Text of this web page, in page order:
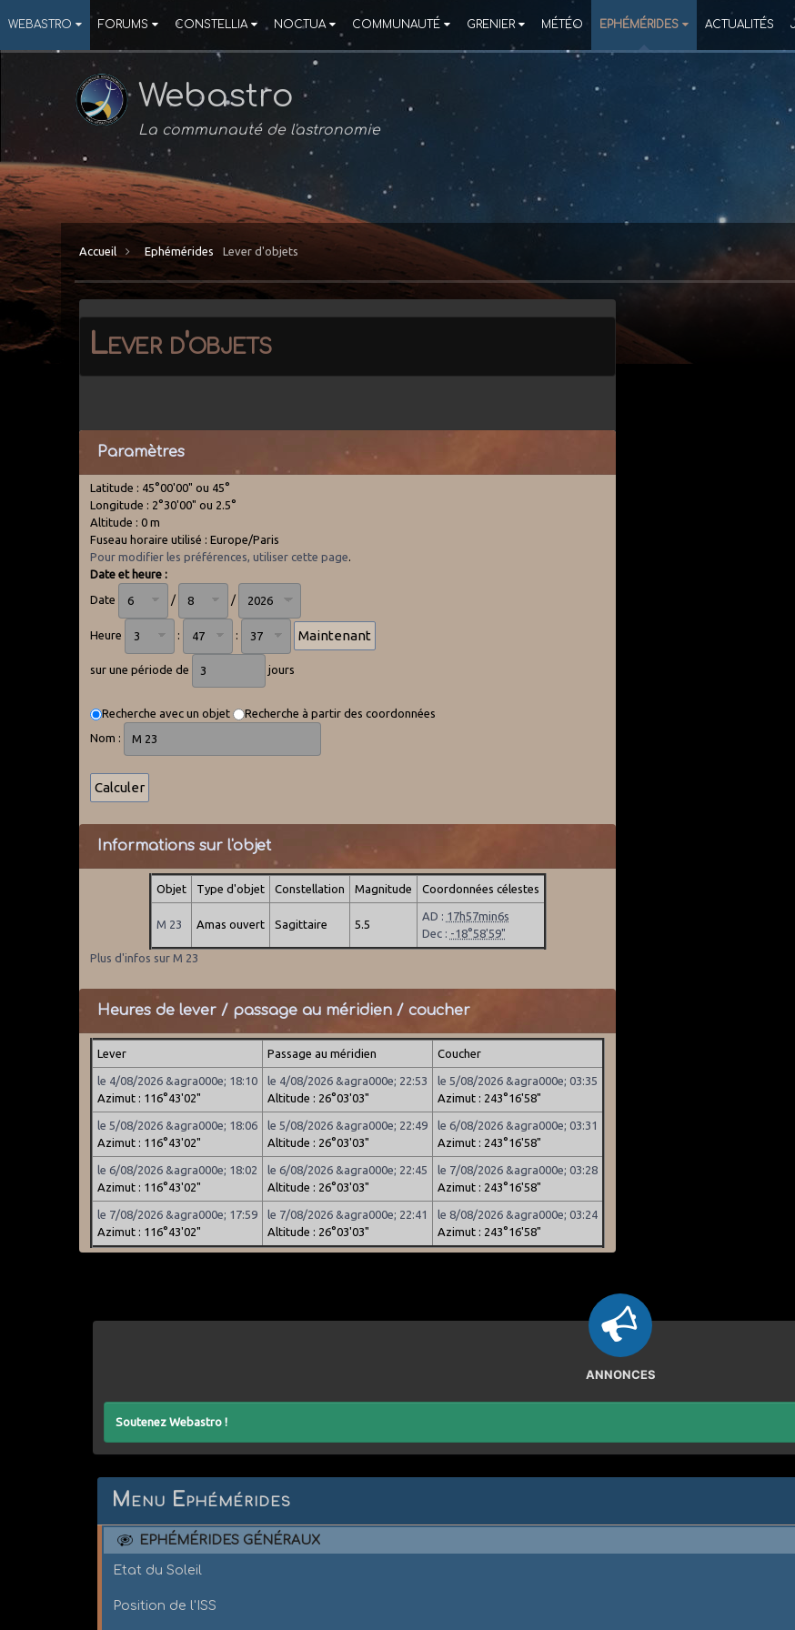
WEBASTRO FORUMS CONSTELLIA NOCTUA COMMUNAUTÉ GRENIER MÉTÉO EPHÉMÉRIDES ACTUALITÉS
Webastro
La communauté de l'astronomie
Accueil Ephémérides Lever d'objets
Lever d'objets
Paramètres
Latitude : 45°00'00" ou 45°
Longitude : 2°30'00" ou 2.5°
Altitude : 0 m
Fuseau horaire utilisé : Europe/Paris
Pour modifier les préférences, utiliser cette page
Date et heure :
Date
/ /
Heure : :
sur une période de jours
Recherche avec un objet
Recherche à partir des coordonnées
Nom :
Informations sur l'objet
Objet Type d'objet Constellation Magnitude Coordonnées célestes
M 23 Amas ouvert Sagittaire 5.5
AD : 17h57min6s
Dec : -18°58'59"
Plus d'infos sur M 23
Heures de lever / passage au méridien / coucher
Lever Passage au méridien Coucher
le 4/08/2026 &agra000e; 18:10
Azimut : 116°43'02"
le 4/08/2026 &agra000e; 22:53
Altitude : 26°03'03"
le 5/08/2026 &agra000e; 03:35
Azimut : 243°16'58"
le 5/08/2026 &agra000e; 18:06
Azimut : 116°43'02"
le 5/08/2026 &agra000e; 22:49
Altitude : 26°03'03"
le 6/08/2026 &agra000e; 03:31
Azimut : 243°16'58"
le 6/08/2026 &agra000e; 18:02
Azimut : 116°43'02"
le 6/08/2026 &agra000e; 22:45
Altitude : 26°03'03"
le 7/08/2026 &agra000e; 03:28
Azimut : 243°16'58"
le 7/08/2026 &agra000e; 17:59
Azimut : 116°43'02"
le 7/08/2026 &agra000e; 22:41
Altitude : 26°03'03"
le 8/08/2026 &agra000e; 03:24
Azimut : 243°16'58"
ANNONCES
Soutenez Webastro !
Menu Ephémérides
EPHÉMÉRIDES GÉNÉRAUX
Etat du Soleil
Position de l'ISS